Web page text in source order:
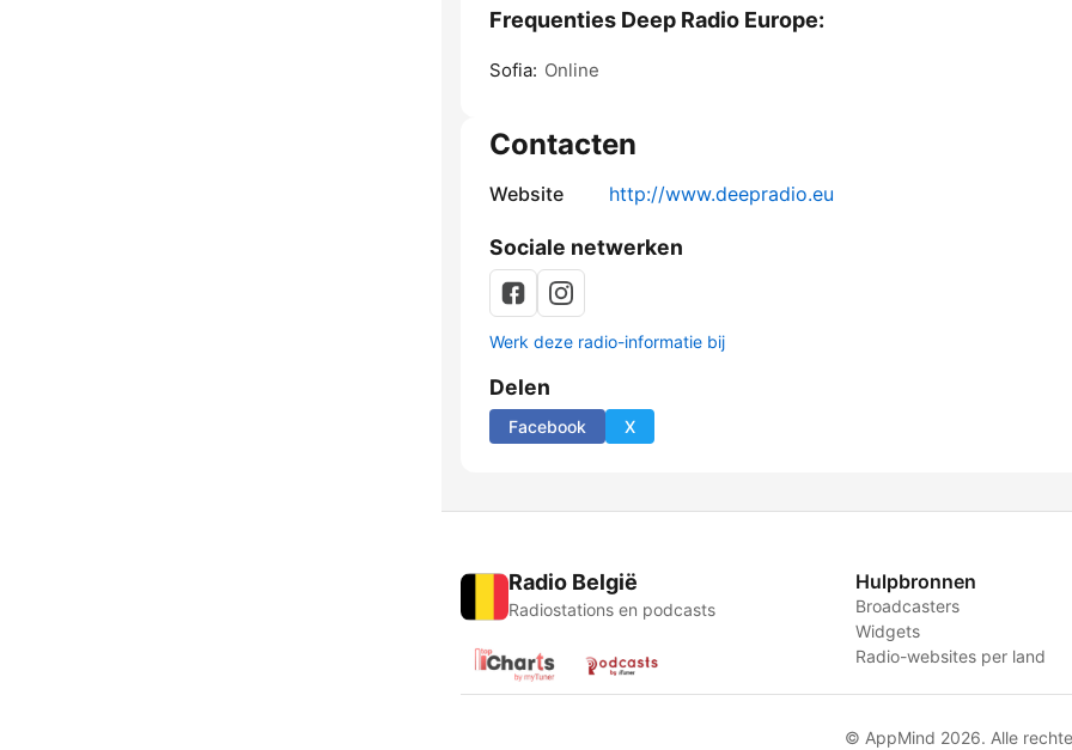
Frequenties Deep Radio Europe:
Sofia: Online
Contacten
Website http://www.deepradio.eu
Sociale netwerken
Werk deze radio-informatie bij
Delen
Facebook X
Radio België
Radiostations en podcasts
Hulpbronnen
Broadcasters
Widgets
Radio-websites per land
© AppMind 2026. Alle